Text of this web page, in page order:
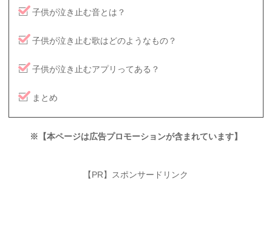
子供が泣き止む音とは？
子供が泣き止む歌はどのようなもの？
子供が泣き止むアプリってある？
まとめ
※【本ページは広告プロモーションが含まれています】
【PR】スポンサードリンク